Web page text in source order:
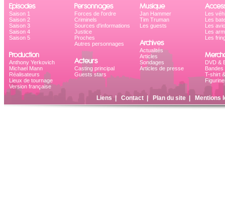
Episodes
Saison 1
Saison 2
Saison 3
Saison 4
Saison 5
Production
Anthony Yerkovich
Michael Mann
Réalisateurs
Lieux de tournage
Version française
Personnages
Forces de l'ordre
Criminels
Sources d'informations
Justice
Proches
Autres personnages
Acteurs
Casting principal
Guests stars
Musique
Jan Hammer
Tim Truman
Les guests
Archives
Actualités
Articles
Sondages
Articles de presse
Les
Les
Les
Les
Les
DVD &
Bandes
T-shirt
Liens | Contact| Plan du site| Mentions